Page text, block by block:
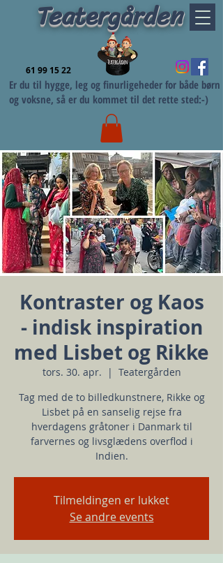
Teatergården
61 99 15 22
Er du til hygge, leg og finurligeheder for både børn
og voksne, så er du kommet til det rette sted:-)
Kontraster og Kaos
- indisk inspiration
med Lisbet og Rikke
tors. 30. apr.
  |
Teatergården
Tag med de to billedkunstnere, Rikke og
Lisbet på en sanselig rejse fra
hverdagens gråtoner i Danmark til
farvernes og livsglædens overflod i
Indien.
Tilmeldingen er lukket
Se andre events